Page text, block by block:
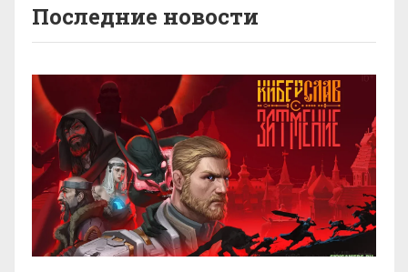
Последние новости